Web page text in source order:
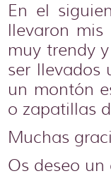
En el
llevaron mis
muy trendy
ser llevados
un montón
o zapatillas
Muchas
Os deseo